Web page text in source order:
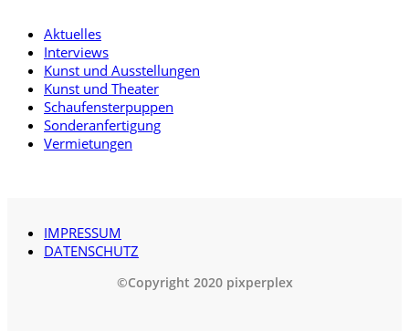
Aktuelles
Interviews
Kunst und Ausstellungen
Kunst und Theater
Schaufensterpuppen
Sonderanfertigung
Vermietungen
IMPRESSUM
DATENSCHUTZ
©Copyright 2020 pixperplex